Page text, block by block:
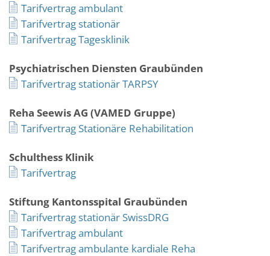
Tarifvertrag ambulant
Tarifvertrag stationär
Tarifvertrag Tagesklinik
Psychiatrischen Diensten Graubünden
Tarifvertrag stationär TARPSY
Reha Seewis AG (VAMED Gruppe)
Tarifvertrag Stationäre Rehabilitation
Schulthess Klinik
Tarifvertrag
Stiftung Kantonsspital Graubünden
Tarifvertrag stationär SwissDRG
Tarifvertrag ambulant
Tarifvertrag ambulante kardiale Reha